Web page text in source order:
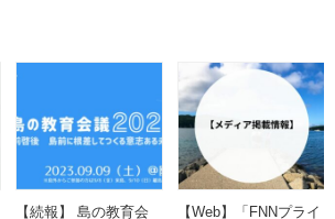
【続報】 島の教育会
【Web】「FNNプライ